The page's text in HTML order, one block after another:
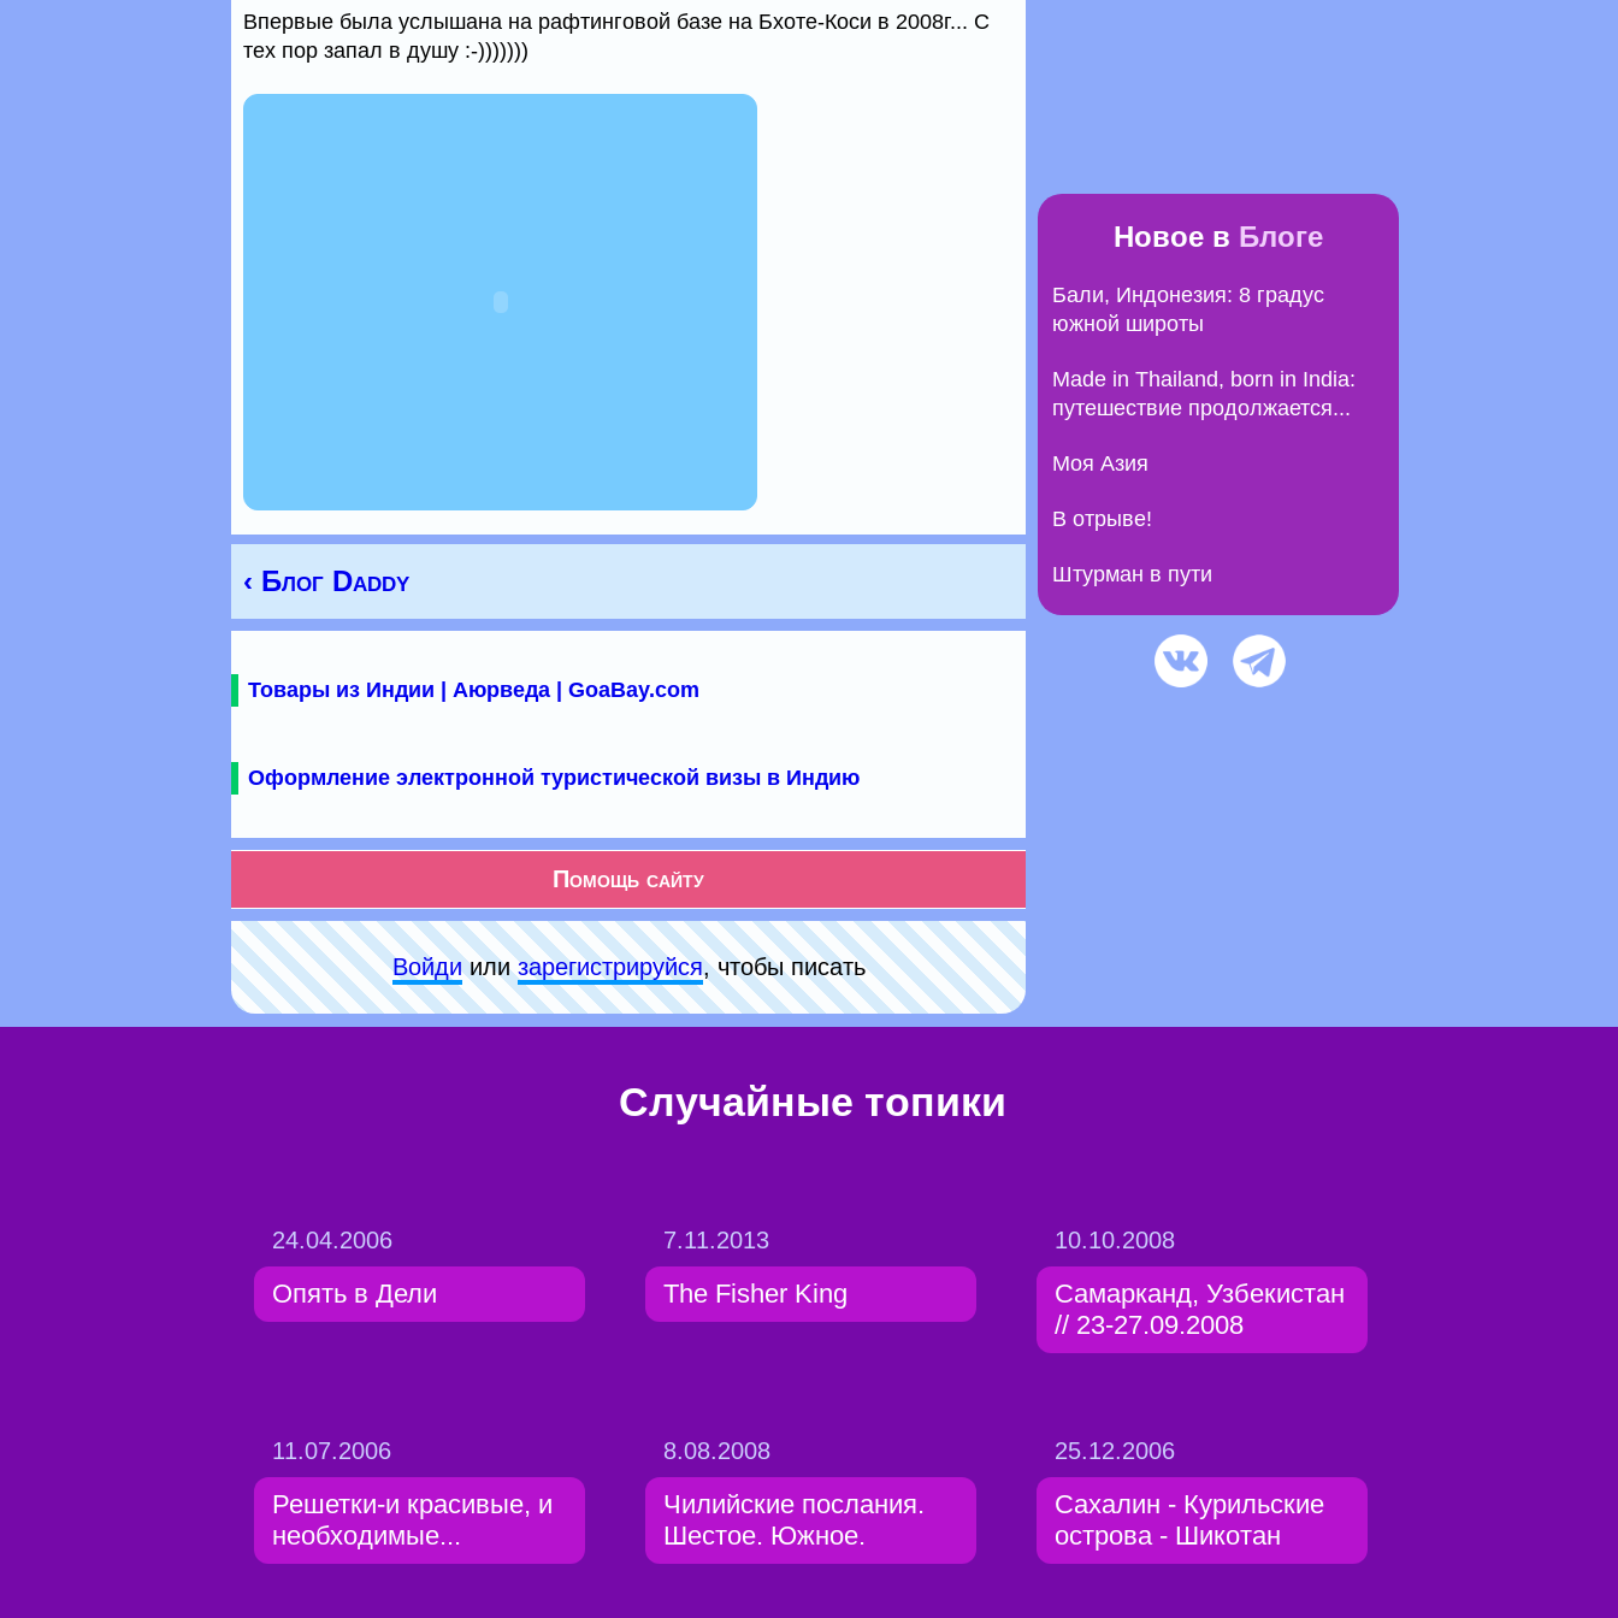
Впервые была услышана на рафтинговой базе на Бхоте-Коси в 2008г... С
тех пор запал в душу :-)))))))
‹ Блог Daddy
Товары из Индии | Аюрведа | GoaBay.com
Оформление электронной туристической визы в Индию
Помощь сайту
Войдиилизарeгиcтpируйся, чтобы писать
Новое в Блоге
Бали, Индонезия: 8 градус
южной широты
Made in Thailand, born in India:
путешествие продолжается...
Моя Азия
В отрыве!
Штурман в пути
Случайные топики
24.04.2006
Опять в Дели
7.11.2013
The Fisher King
10.10.2008
Самарканд, Узбекистан
// 23-27.09.2008
11.07.2006
Решетки-и красивые, и
необходимые...
8.08.2008
Чилийские послания.
Шестое. Южное.
25.12.2006
Сахалин - Курильские
острова - Шикотан